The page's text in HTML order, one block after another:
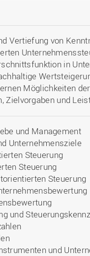
Vertiefung von
in
Möglichkeiten
Zielvorgaben und
und Management
Unternehmensziele
Steuerung
Steuerung
Steuerung
und
und